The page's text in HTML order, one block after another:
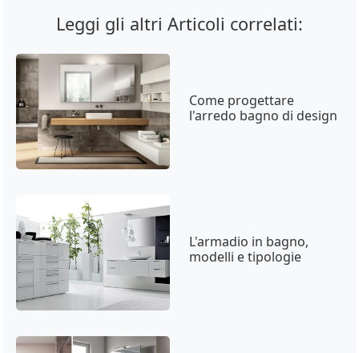
Leggi gli altri Articoli correlati:
Come progettare
l'arredo bagno di design
L'armadio in bagno,
modelli e tipologie